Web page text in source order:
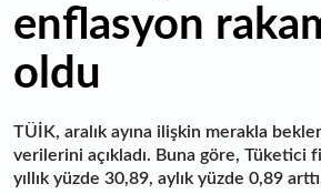
enflasyon
oldu
TÜİK, aralık ayına ilişkin merakla
verilerini açıkladı. Buna göre, Tüketici
yıllık yüzde 30,89, aylık yüzde 0,89